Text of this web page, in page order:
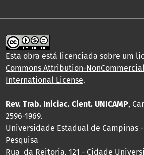
Esta obra está licenciada sobre um
Commons Attribution-
International License.
Rev. Trab. Iniciac. Cient. UNICAMP,
2596-1969.
Universidade Estadual de Campinas
Pesquisa
Rua da Reitoria, 121 - Cidade